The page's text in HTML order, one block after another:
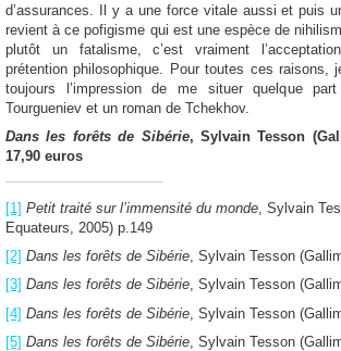
d’assurances. Il y a une force vitale aussi et puis
revient à ce pofigisme qui est une espèce de
plutôt un fatalisme, c’est vraiment
prétention philosophique. Pour toutes ces raisons,
toujours l’impression de me situer quelque
Tourgueniev et un roman de Tchekhov.
Dans les forêts de Sibérie, Sylvain Tesson
17,90 euros
[1] Petit traité sur l’immensité du monde, Sylvain
Equateurs, 2005) p.149
[2] Dans les forêts de Sibérie, Sylvain Tesson
[3] Dans les forêts de Sibérie, Sylvain Tesson
[4] Dans les forêts de Sibérie , Sylvain Tesson
[5] Dans les forêts de Sibérie , Sylvain Tesson